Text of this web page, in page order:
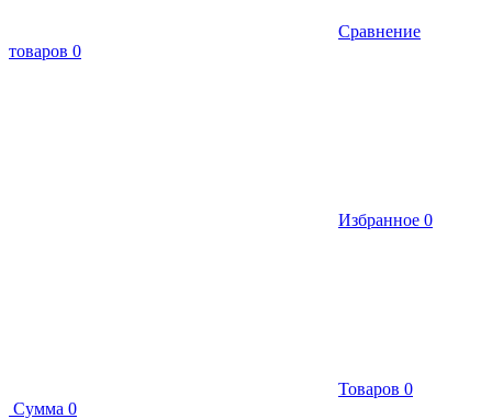
Сравнение
товаров 0
Избранное 0
Товаров 0
Сумма 0